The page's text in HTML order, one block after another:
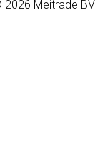
2026 Meitrade BV